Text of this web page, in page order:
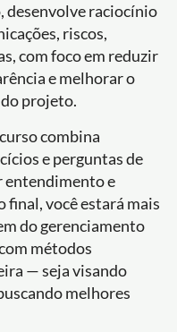
desenvolve raciocínio
riscos,
com foco em reduzir
e melhorar o
projeto.
combina
e perguntas de
entendimento e
você estará mais
do gerenciamento
métodos
— seja visando
melhores